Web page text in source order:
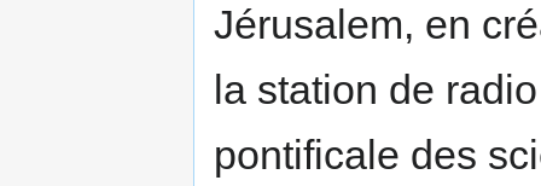
Jérusalem, en
la station de
pontificale des